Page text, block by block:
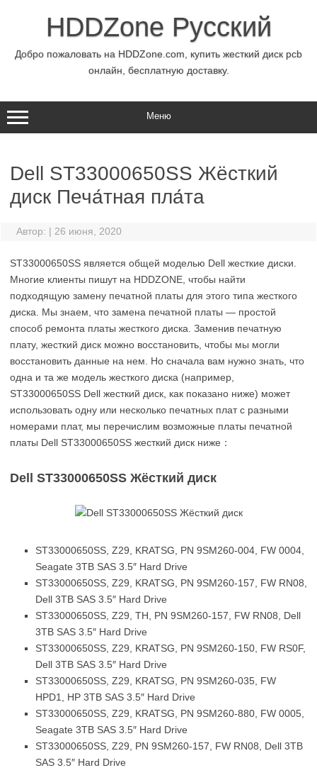
содержимомуHDDZone Русский
Добро пожаловать на HDDZone.com, купить жесткий диск pcb
онлайн, бесплатную доставку.
Меню
Dell ST33000650SS Жёсткий
диск Печа́тная пла́та
Автор: | 26 июня, 2020
ST33000650SS является общей моделью Dell жесткие диски.
Многие клиенты пишут на HDDZONE, чтобы найти
подходящую замену печатной платы для этого типа жесткого
диска. Мы знаем, что замена печатной платы — простой
способ ремонта платы жесткого диска. Заменив печатную
плату, жесткий диск можно восстановить, чтобы мы могли
восстановить данные на нем. Но сначала вам нужно знать, что
одна и та же модель жесткого диска (например,
ST33000650SS Dell жесткий диск, как показано ниже) может
использовать одну или несколько печатных плат с разными
номерами плат, мы перечислим возможные платы печатной
платы Dell ST33000650SS жесткий диск ниже：
Dell ST33000650SS Жёсткий диск
ST33000650SS, Z29, KRATSG, PN 9SM260-004, FW 0004,
Seagate 3TB SAS 3.5″ Hard Drive
ST33000650SS, Z29, KRATSG, PN 9SM260-157, FW RN08,
Dell 3TB SAS 3.5″ Hard Drive
ST33000650SS, Z29, TH, PN 9SM260-157, FW RN08, Dell
3TB SAS 3.5″ Hard Drive
ST33000650SS, Z29, KRATSG, PN 9SM260-150, FW RS0F,
Dell 3TB SAS 3.5″ Hard Drive
ST33000650SS, Z29, KRATSG, PN 9SM260-035, FW
HPD1, HP 3TB SAS 3.5″ Hard Drive
ST33000650SS, Z29, KRATSG, PN 9SM260-880, FW 0005,
Seagate 3TB SAS 3.5″ Hard Drive
ST33000650SS, Z29, PN 9SM260-157, FW RN08, Dell 3TB
SAS 3.5″ Hard Drive